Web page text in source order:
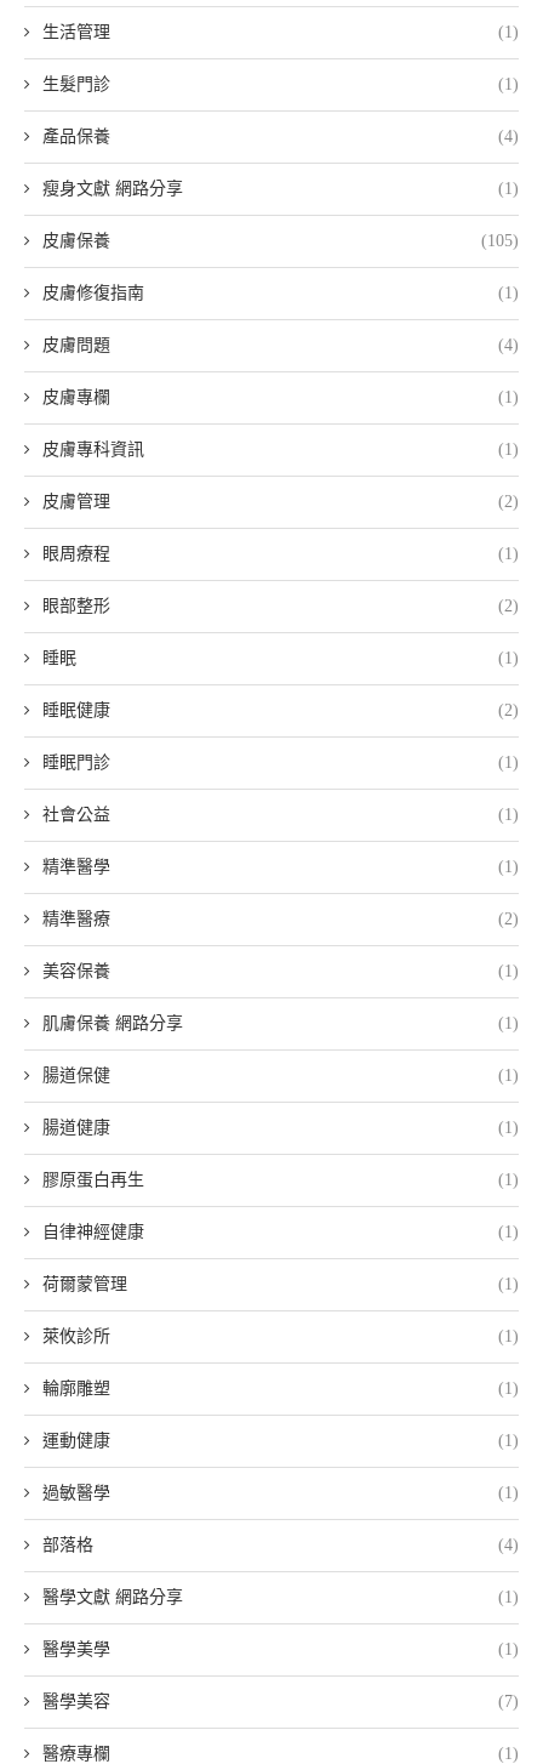
生活管理 (1)
生髮門診 (1)
產品保養 (4)
瘦身文獻 網路分享 (1)
皮膚保養 (105)
皮膚修復指南 (1)
皮膚問題 (4)
皮膚專欄 (1)
皮膚專科資訊 (1)
皮膚管理 (2)
眼周療程 (1)
眼部整形 (2)
睡眠 (1)
睡眠健康 (2)
睡眠門診 (1)
社會公益 (1)
精準醫學 (1)
精準醫療 (2)
美容保養 (1)
肌膚保養 網路分享 (1)
腸道保健 (1)
腸道健康 (1)
膠原蛋白再生 (1)
自律神經健康 (1)
荷爾蒙管理 (1)
萊攸診所 (1)
輪廓雕塑 (1)
運動健康 (1)
過敏醫學 (1)
部落格 (4)
醫學文獻 網路分享 (1)
醫學美學 (1)
醫學美容 (7)
醫療專欄 (1)